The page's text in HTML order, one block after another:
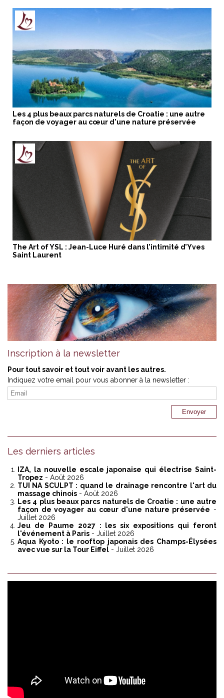
Les 4 plus beaux parcs naturels de Croatie : une autre
façon de voyager au cœur d'une nature préservée
The Art of YSL : Jean-Luce Huré dans l’intimité d’Yves
Saint Laurent
Inscription à la newsletter
Pour tout savoir et tout voir avant les autres.
Indiquez votre email pour vous abonner à la newsletter :
Les derniers articles
IZA, la nouvelle escale japonaise qui électrise Saint-
Tropez - Août 2026
TUI NA SCULPT : quand le drainage rencontre l'art du
massage chinois - Août 2026
Les 4 plus beaux parcs naturels de Croatie : une autre
façon de voyager au cœur d'une nature préservée -
Juillet 2026
Jeu de Paume 2027 : les six expositions qui feront
l'événement à Paris - Juillet 2026
Aqua Kyoto : le rooftop japonais des Champs-Élysées
avec vue sur la Tour Eiffel - Juillet 2026